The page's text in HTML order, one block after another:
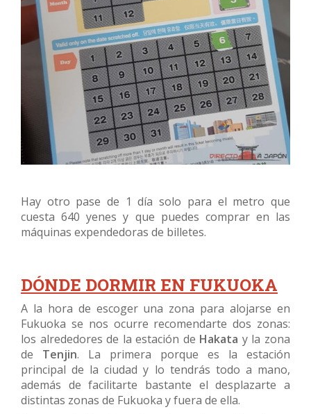
Hay otro pase de 1 día solo para el metro que
cuesta 640 yenes y que puedes comprar en las
máquinas expendedoras de billetes.
DÓNDE DORMIR EN FUKUOKA
A la hora de escoger una zona para alojarse en
Fukuoka se nos ocurre recomendarte dos zonas:
los alrededores de la estación de Hakata y la zona
de Tenjin. La primera porque es la estación
principal de la ciudad y lo tendrás todo a mano,
además de facilitarte bastante el desplazarte a
distintas zonas de Fukuoka y fuera de ella.